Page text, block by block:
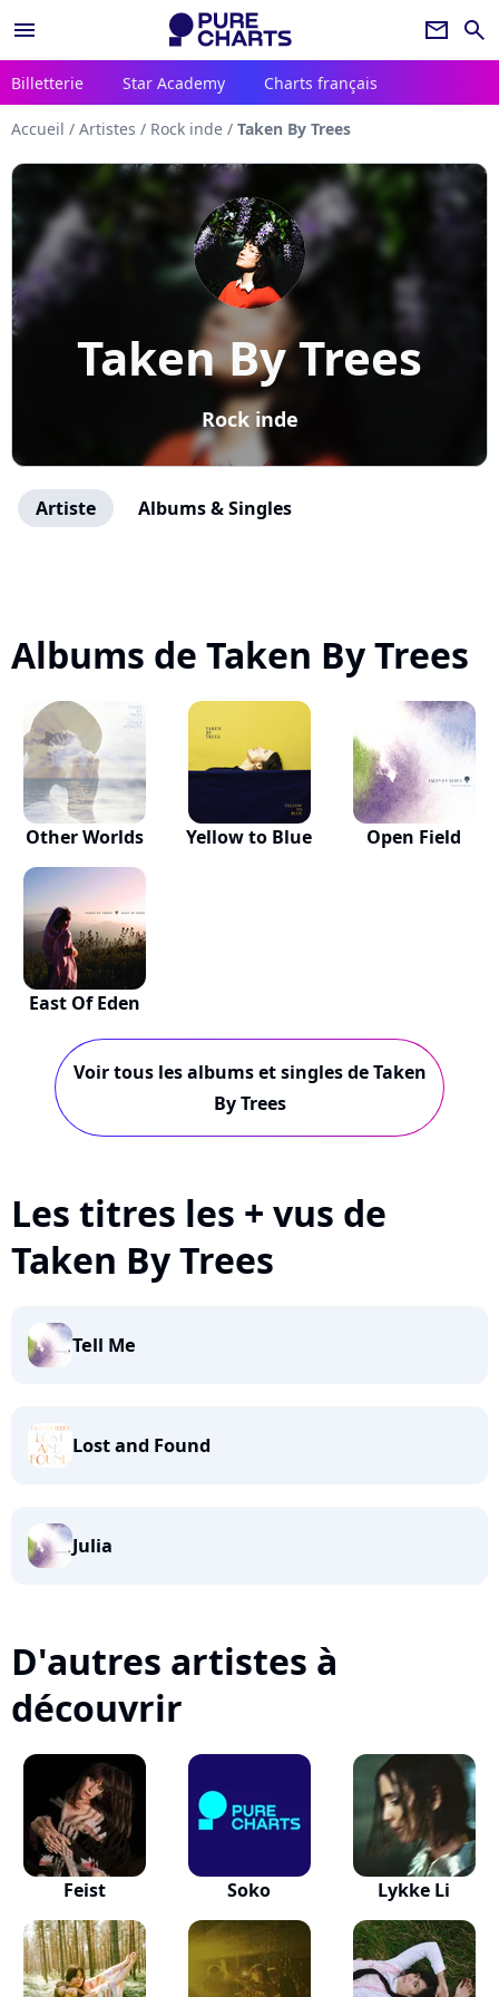
menu newsletter search
Billetterie Star Academy Charts français
Accueil / Artistes / Rock inde / Taken By Trees
Taken By Trees
Rock inde
Artiste Albums & Singles
Albums de Taken By Trees
Other Worlds Yellow to Blue Open Field
East Of Eden
Voir tous les albums et singles de Taken
By Trees
Les titres les + vus de
Taken By Trees
Tell Me
Lost and Found
Julia
D'autres artistes à
découvrir
Feist Soko Lykke Li